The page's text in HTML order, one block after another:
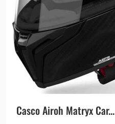
Casco Airoh Matryx Car...